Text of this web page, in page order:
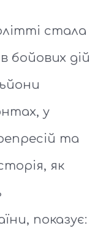
стала
бойових дій
у
та
як
показує: